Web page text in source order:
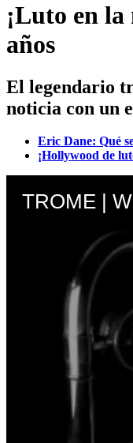
¡Luto en
años
El legendario
noticia con un
Eric Dane: Qué
¡Hollywood de
TROME |